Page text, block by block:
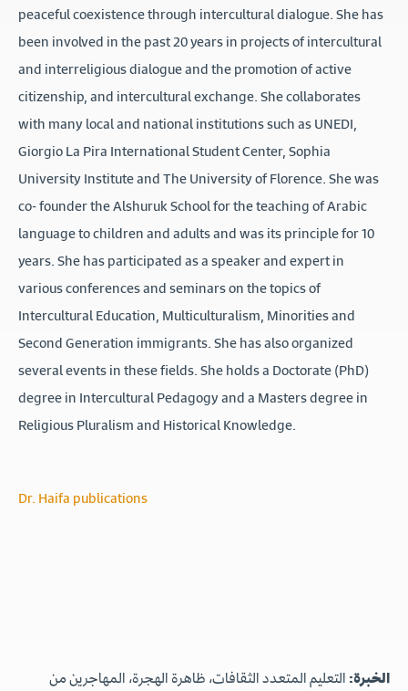
peaceful coexistence through intercultural dialogue. She has
been involved in the past 20 years in projects of intercultural
and interreligious dialogue and the promotion of active
citizenship, and intercultural exchange. She collaborates
with many local and national institutions such as UNEDI,
Giorgio La Pira International Student Center, Sophia
University Institute and The University of Florence. She was
co- founder the Alshuruk School for the teaching of Arabic
language to children and adults and was its principle for 10
years. She has participated as a speaker and expert in
various conferences and seminars on the topics of
Intercultural Education, Multiculturalism, Minorities and
Second Generation immigrants. She has also organized
several events in these fields. She holds a Doctorate (PhD)
degree in Intercultural Pedagogy and a Masters degree in
Religious Pluralism and Historical Knowledge.
Dr. Haifa publications
الخبرة:التعليم المتعدد الثقافات، ظاهرة الهجرة، المهاجرين من